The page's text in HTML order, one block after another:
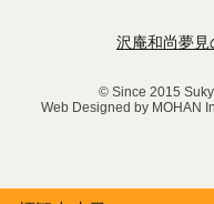
沢庵和尚夢見
© Since 2015
Web Designed by MOHAN